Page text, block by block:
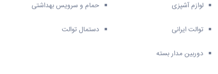
لوازم آشپزی حمام و سرویس بهداشتی
توالت ایرانی دستمال توالت
دوربین مدار بسته